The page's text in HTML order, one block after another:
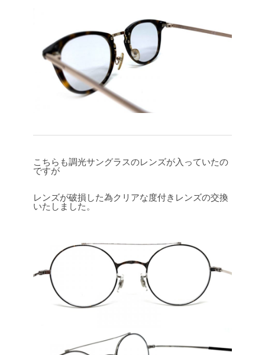
こちらも調光サングラスのレンズが入っていたの
ですが
レンズが破損した為クリアな度付きレンズの交換
いたしました。